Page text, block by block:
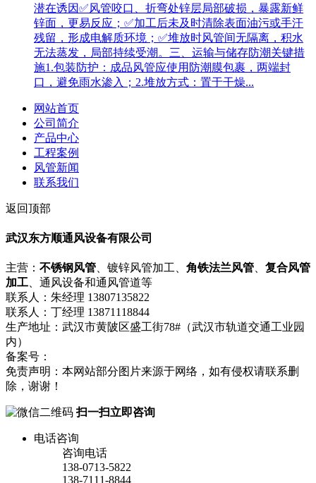
潜在诱因✅风管咬口、折弯处锌层局部破损，暴露新鲜
锌面，更易反应；✅加工后未及时清除表面油污或手汗
残留，形成电解质环境；✅堆放时风管间无隔离，积水
无法蒸发，局部持续受潮。三、运输与储存防潮关键措
施1.包装防护：成品风管应使用防潮膜包裹，两端封
口，避免雨水渗入；2.堆放方式：置于干燥...
网站首页
公司简介
产品中心
工程案例
风管新闻
联系我们
返回顶部
武汉东方顺通风设备有限公司
主营： 不锈钢风管、镀锌风管加工、 角铁法兰风管、 复合风管
加工、通风设备和通风管道等
联系人：朱经理 13807135822
联系人：丁经理 13871118844
生产地址：武汉市黄陂区盛工街78#（武汉市轨道交通工业园
内）
备案号：
免责声明：本网站部分图片来源于网络，如有侵权请联系删
除，谢谢！
扫一扫立即咨询
电话咨询
咨询电话
138-0713-5822
138-7111-8844